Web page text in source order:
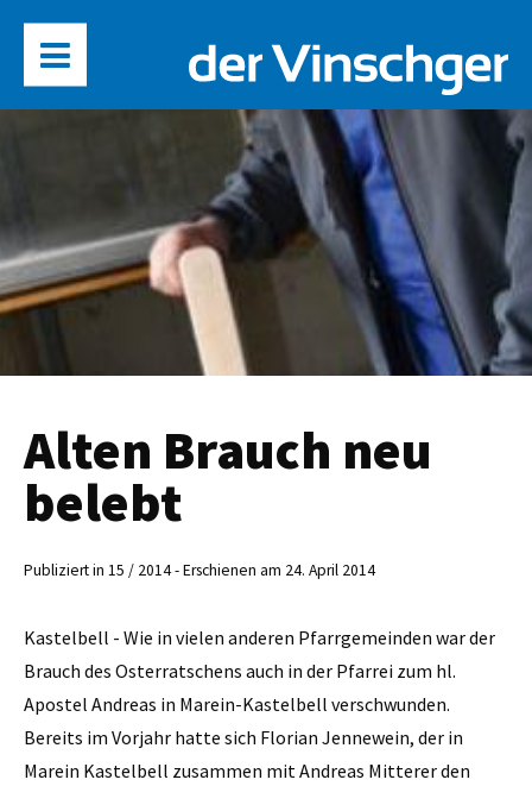
Alten Brauch neu
belebt
Publiziert in 15 / 2014 - Erschienen am 24. April 2014
Kastelbell - Wie in vielen anderen Pfarrgemeinden war der
Brauch des Osterratschens auch in der Pfarrei zum hl.
Apostel Andreas in Marein-Kastelbell verschwunden.
Bereits im Vorjahr hatte sich Florian ­Jennewein, der in
Marein Kastelbell zusammen mit Andreas Mitterer den